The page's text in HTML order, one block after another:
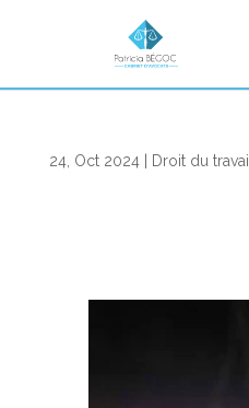
24, Oct 2024| Droit du travail